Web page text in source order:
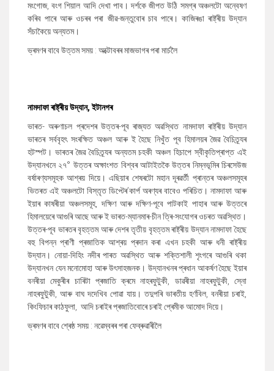
মংগোজ,বংগ শিয়াল আদি দেখা পাব। দৰ্শকে জীপত উঠি সমগ্ৰ অঞ্চলটো অন্বেষণ
কৰিব পাৰে আৰু ওচৰৰ পৰা জীৱ-জন্তুবোৰ চাব পাৰে। কাজিৰঙা ৰাষ্ট্ৰীয় উদ্যান
সঁচাকৈয়ে অন্যতম।
ভ্ৰমণৰ বাবে উত্তম সময় : অক্টোবৰৰ মাজভাগৰ পৰা মাৰ্চলৈ
নামদাফা ৰাষ্ট্ৰীয় উদ্যান,ইটানগৰ
ভাৰত- অৰুণাচল প্ৰদেশৰ উত্তৰ-পূব ৰাজ্যত অৱস্থিত নামদাফা ৰাষ্ট্ৰীয় উদ্যান
ভাৰতৰ সৰ্ববৃহৎ সংৰক্ষিত অঞ্চল আৰু ই হৈছে নিখুঁত পূব হিমালয়ৰ জৈৱ বৈচিত্ৰ্যৰ
হটস্পট। ভাৰতৰ জৈৱ বৈচিত্ৰ্যৰ অন্যতম চহকী অঞ্চল হিচাপে স্বীকৃতিপ্ৰাপ্ত এই
উদ্যানখনে ২৭° উত্তৰ অক্ষাংশত বিশ্বৰ আটাইতকৈ উত্তৰ নিম্নভূমিৰ চিৰসেউজ
বৰ্ষাৰণ্যসমূহক আশ্ৰয় দিয়ে। এছিয়াৰ শেষৰটো মহান দূৰৱৰ্তী প্ৰান্তৰ অঞ্চলসমূহৰ
ভিতৰত এই অঞ্চলটো বিস্তৃত ডিপ্টেৰ’কাৰ্প অৰণ্যৰ বাবেও পৰিচিত। নামদাফা আৰু
ইয়াৰ কাষৰীয়া অঞ্চলসমূহ,দক্ষিণ আৰু দক্ষিণ-পূবে পাটকাই পাহাৰ আৰু উত্তৰে
হিমালয়েৰে আগুৰি আছে আৰু ই ভাৰত-ম্যানমাৰ-চীন ত্ৰি-সংযোগৰ ওচৰত অৱস্থিত।
উত্তৰ-পূব ভাৰতৰ বৃহত্তম আৰু দেশৰ তৃতীয় বৃহত্তম ৰাষ্ট্ৰীয় উদ্যান নামদাফা হৈছে
বহু বিপন্ন প্ৰাণী প্ৰজাতিক আশ্ৰয় প্ৰদান কৰা এখন চহকী আৰু ধনী ৰাষ্ট্ৰীয়
উদ্যান। নোয়া-দিহিং নদীৰ পাৰত অৱস্থিত আৰু শক্তিশালী শৃংগৰে আগুৰি থকা
উদ্যানখন যেন মনোমোহা আৰু উৎসাহজনক। উদ্যানখনৰ প্ৰধান আকৰ্ষণ হৈছে ইয়াৰ
বনৰীয়া মেকুৰীৰ চাৰিটা প্ৰজাতি ক্ৰমে নাহৰফুটুকী, ডাৱৰীয়া নাহৰফুটুকী, স্নো
নাহৰফুটুকী, আৰু বাঘ দদেখিব পোৱা যায়। তদুপৰি ভাৰতীয় হৰ্ণবিল, বনৰীয়া চৰাই,
কিংফিচাৰ কাঠফুলা, আদি চৰাইৰ প্ৰজাতিবোৰে চৰাই প্ৰেমীক আমোদ দিয়ে।
ভ্ৰমণৰ বাবে শ্ৰেষ্ঠ সময় : নৱেম্বৰৰ পৰা ফেব্ৰুৱাৰীলৈ